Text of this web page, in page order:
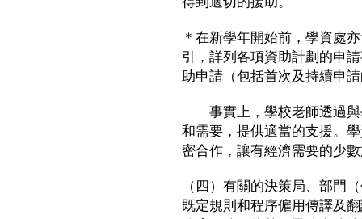
＊在新學年開始前，學資處
引，詳列各項資助計劃的申
助申請（包括首次及持續申
事實上，學校老師透過與
和需要，提供適當的支援。
密合作，讓有經濟需要的少
（四）有關的決策局、部門
既定規則和程序僱用傳譯及